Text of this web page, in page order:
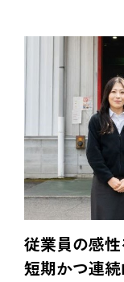
従業員の感
短期かつ連